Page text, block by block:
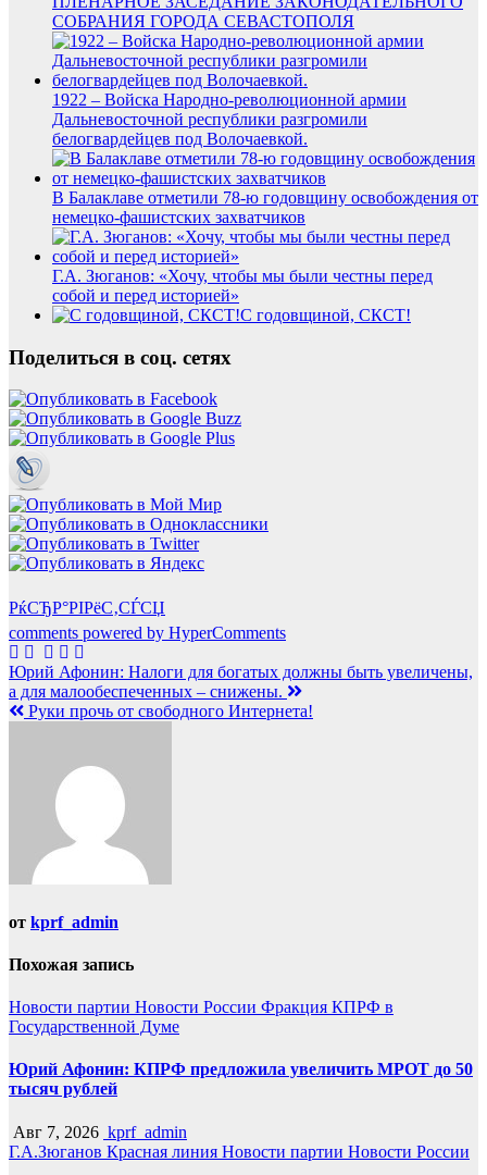
СОБРАНИЯ ГОРОДА СЕВАСТОПОЛЯ
1922 – Войска Народно-революционной армии
Дальневосточной республики разгромили
белогвардейцев под Волочаевкой.
В Балаклаве отметили 78-ю годовщину освобождения от
немецко-фашистских захватчиков
Г.А. Зюганов: «Хочу, чтобы мы были честны перед
собой и перед историей»
С годовщиной, СКСТ!
Поделиться в соц. сетях
РќСЂР°РІРёС‚СЃСЏ
comments powered by HyperComments
Навигация
по
Юрий Афонин: Налоги для богатых должны быть увеличены,
а для малообеспеченных – снижены.
Руки прочь от свободного Интернета!
от kprf_admin
Похожая запись
Новости партии Новости России Фракция КПРФ в
Государственной Думе
Юрий Афонин: КПРФ предложила увеличить МРОТ до 50
тысяч рублей
Авг 7, 2026 kprf_admin
Г.А.Зюганов Красная линия Новости партии Новости России